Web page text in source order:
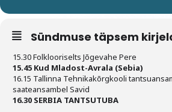
Sündmuse täpsem
15.30 Folklooriselts Jõgevahe Pere
15.45 Kud Mladost-Avrala (Sebia)
16.15 Tallinna Tehnikakõrgkooli
saateansambel Savid
16.30 SERBIA TANTSUTUBA